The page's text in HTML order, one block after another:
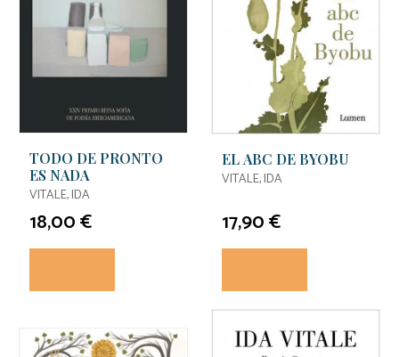
TODO DE PRONTO
ES NADA
VITALE, IDA
18,00 €
EL ABC DE BYOBU
VITALE, IDA
17,90 €